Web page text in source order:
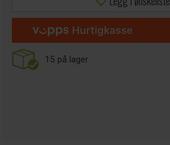
15 på lager